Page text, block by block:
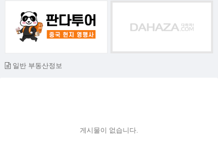
일반 부동산정보
게시물이 없습니다.